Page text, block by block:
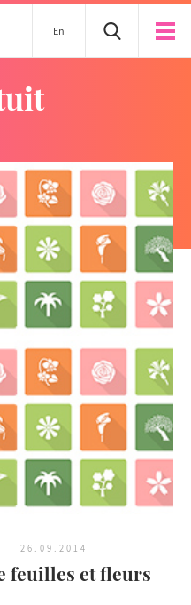
En
26.09.2014
feuilles et fleurs